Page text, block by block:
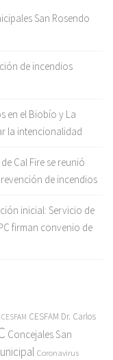
San Rosendo
de incendios
en el Biobío y La
la intencionalidad
de Cal Fire se reunió
de incendios
inicial: Servicio de
firman convenio de
CESFAM CESFAM Dr. Carlos
Concejales San
Coronavirus